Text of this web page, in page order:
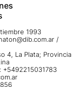
1993
/
4, La Plata; Provincia
+5492215031783